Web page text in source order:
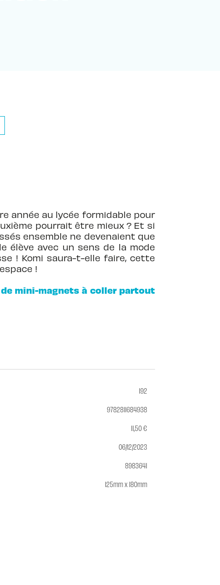
année au lycée formidable pour
pourrait être mieux ? Et si
ensemble ne devenaient que
élève avec un sens de la mode
! Komi saura-t-elle faire, cette
!
mini-magnets à coller partout
192
9782811684938
11,50 €
06/12/2023
8983641
125mm x 180mm